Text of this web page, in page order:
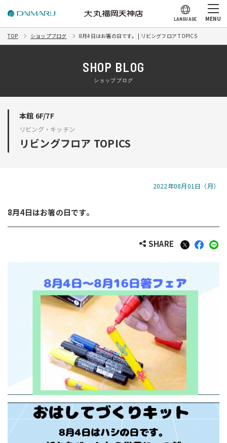
LANGUAGE MENU
TOP ショップブログ 8月4日はお箸の日です。 | リビングフロア TOPICS
SHOP BLOG
ショップブログ
本館 6F/7F
リビング・キッチン
リビングフロア TOPICS
2022年08月01日（月）
8月4日はお箸の日です。
SHARE